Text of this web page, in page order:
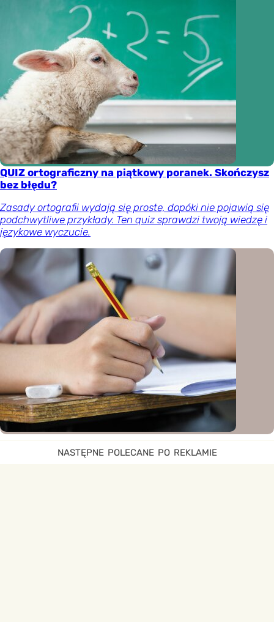
QUIZ ortograficzny na piątkowy poranek. Skończysz
bez błędu?
Zasady ortografii wydają się proste, dopóki nie pojawią się
podchwytliwe przykłady. Ten quiz sprawdzi twoją wiedzę i
językowe wyczucie.